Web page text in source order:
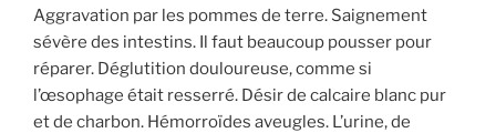
Aggravation par les pommes de terre. Saignement
sévère des intestins. Il faut beaucoup pousser pour
réparer. Déglutition douloureuse, comme si
l’œsophage était resserré. Désir de calcaire blanc pur
et de charbon. Hémorroïdes aveugles. L’urine, de